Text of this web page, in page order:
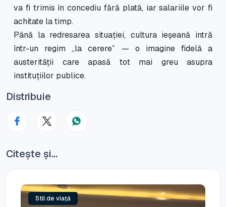
va fi trimis în concediu fără plată, iar salariile vor fi
achitate la timp.
Până la redresarea situației, cultura ieșeană intră
într-un regim „la cerere” — o imagine fidelă a
austerității care apasă tot mai greu asupra
instituțiilor publice.
Distribuie
Citește și...
Stil de viață